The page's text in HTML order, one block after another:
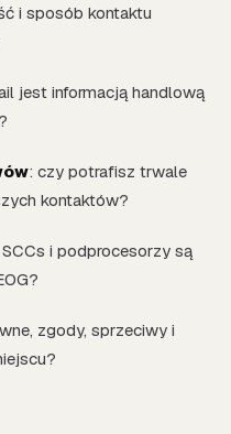
i sposób kontaktu
jest informacją handlową
: czy potrafisz trwale
kontaktów?
SCCs i podprocesorzy są
zgody, sprzeciwy i